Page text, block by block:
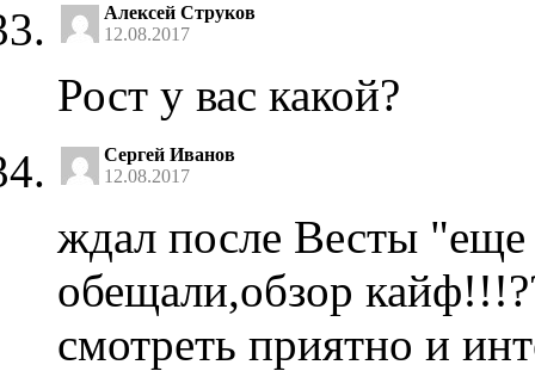
Алексей Струков
12.08.2017
Рост у вас какой?
Сергей Иванов
12.08.2017
ждал после Весты
обещали,обзор
смотреть приятно и